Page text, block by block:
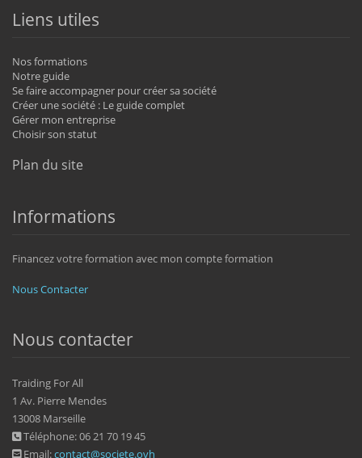
Liens utiles
Nos formations
Notre guide
Se faire accompagner pour créer sa société
Créer une société : Le guide complet
Gérer mon entreprise
Choisir son statut
Plan du site
Informations
Financez votre formation avec mon compte formation
Nous Contacter
Nous contacter
Traiding For All
1 Av. Pierre Mendes
13008 Marseille
Téléphone: 06 21 70 19 45
Email:contact@societe.ovh